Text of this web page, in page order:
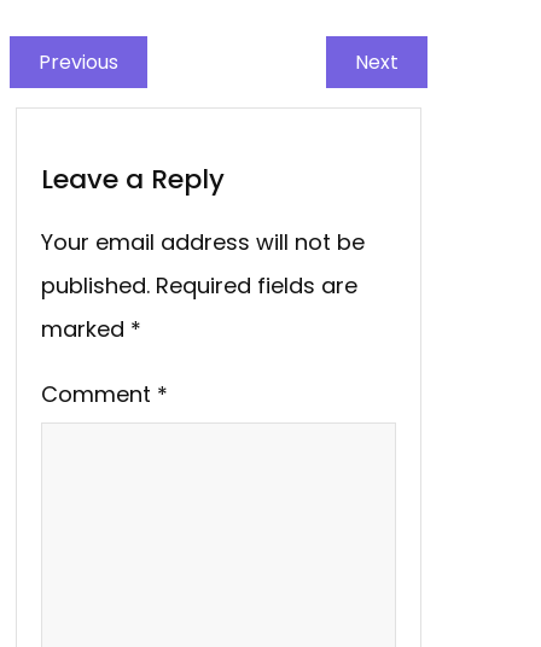
Previous Next
Leave a Reply
Your email address will not be
published. Required fields are
marked *
Comment *